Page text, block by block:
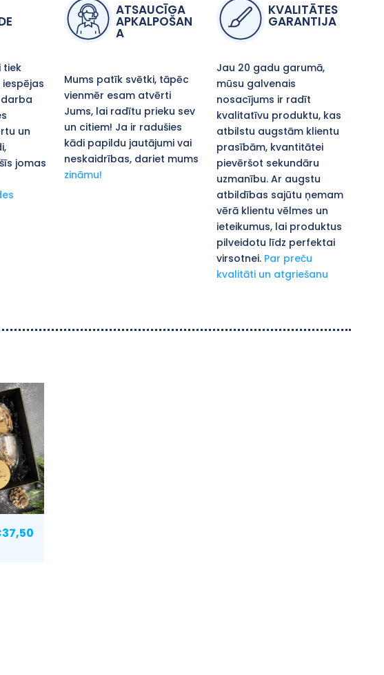
tiek
un
jomas
ATSAUCĪGA
APKALPOŠAN
A
Mums patīk svētki, tāpēc
vienmēr esam atvērti
Jums, lai radītu prieku sev
un citiem! Ja ir radušies
kādi papildu jautājumi vai
neskaidrības, dariet mums
zināmu!
KVALITĀTES
GARANTIJA
Jau 20 gadu garumā,
mūsu galvenais
nosacījums ir radīt
kvalitatīvu produktu, kas
atbilstu augstām klientu
prasībām, kvantitātei
pievēršot sekundāru
uzmanību. Ar augstu
atbildības sajūtu ņemam
vērā klientu vēlmes un
ieteikumus, lai produktus
pilveidotu līdz perfektai
virsotnei. Par preču
kvalitāti un atgriešanu
37,50